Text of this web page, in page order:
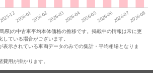
県)の中古車平均本体価格の推移です。掲載中の情報は常に更
ている場合がございます。
示されている車両データのみでの集計・平均相場となりま
用が掛かります。